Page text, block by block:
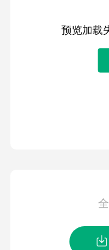
预览加载